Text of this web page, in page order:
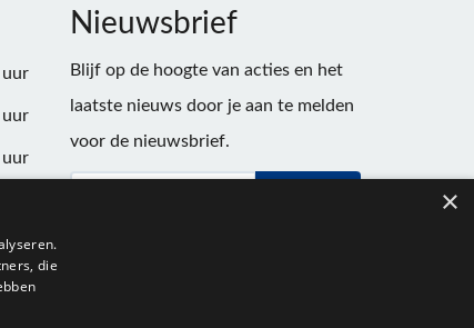
uur
uur
uur
uur
Nieuwsbrief
Blijf op de hoogte van acties en het
laatste nieuws door je aan te melden
voor de nieuwsbrief.
×
die